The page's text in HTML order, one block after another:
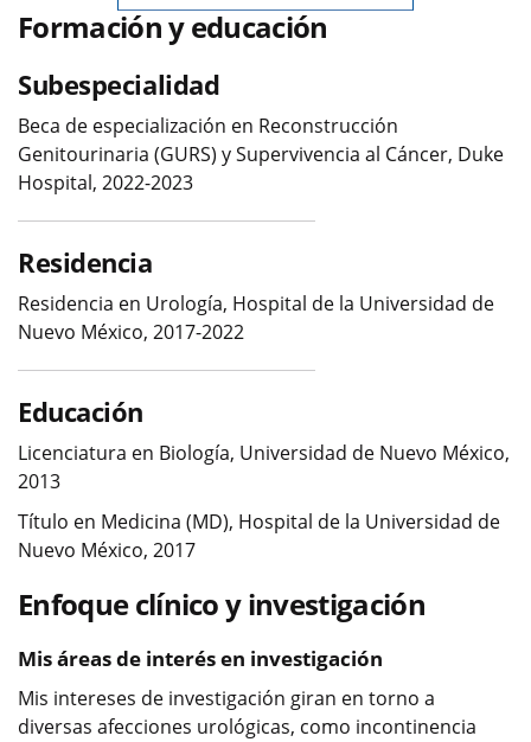
Formación y educación
Subespecialidad
Beca de especialización en Reconstrucción
Genitourinaria (GURS) y Supervivencia al Cáncer, Duke
Hospital, 2022-2023
Residencia
Residencia en Urología, Hospital de la Universidad de
Nuevo México, 2017-2022
Educación
Licenciatura en Biología, Universidad de Nuevo México,
2013
Título en Medicina (MD), Hospital de la Universidad de
Nuevo México, 2017
Enfoque clínico y investigación
Mis áreas de interés en investigación
Mis intereses de investigación giran en torno a
diversas afecciones urológicas, como incontinencia